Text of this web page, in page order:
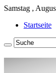
Samstag ,
Startseite